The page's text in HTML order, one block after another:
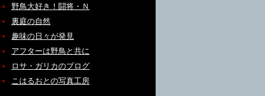
野鳥大好き！闘将・Ｎ
裏庭の自然
趣味の日々が発見
アフターは野鳥と共に
ロサ・ガリカのブログ
こはるおとの写真工房